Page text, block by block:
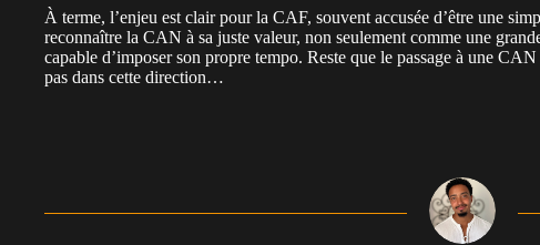
À terme, l’enjeu est clair pour la CAF, souvent accusée d’être une
reconnaître la CAN à sa juste valeur, non seulement comme une
capable d’imposer son propre tempo. Reste que le passage à une
pas dans cette direction…